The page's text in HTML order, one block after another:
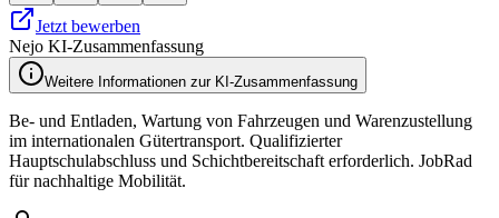
Jetzt bewerben
Nejo KI-Zusammenfassung
Weitere Informationen zur KI-Zusammenfassung
Be- und Entladen, Wartung von Fahrzeugen und Warenzustellung
im internationalen Gütertransport. Qualifizierter
Hauptschulabschluss und Schichtbereitschaft erforderlich. JobRad
für nachhaltige Mobilität.